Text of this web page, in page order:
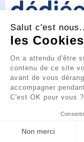
CITINNOV
desbornes
fabricant
Salut c'est
les
On a attendu d'être
contenu de ce site
avant de vous
accompagner
C'est OK pour vous ?
Non merci